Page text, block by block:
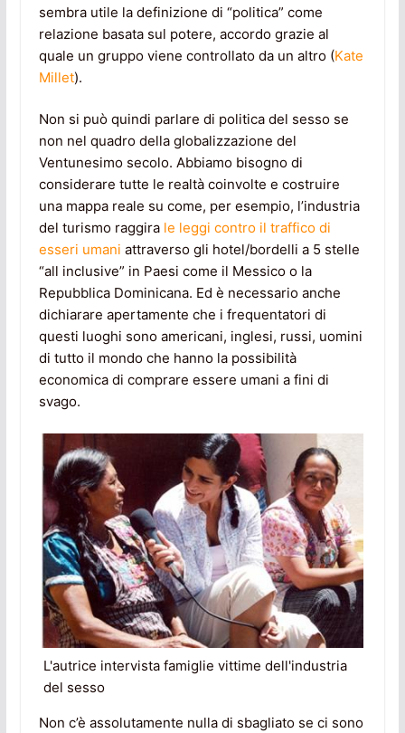
sembra utile la definizione di “politica” come
relazione basata sul potere, accordo grazie al
quale un gruppo viene controllato da un altro (Kate
Millet).
Non si può quindi parlare di politica del sesso se
non nel quadro della globalizzazione del
Ventunesimo secolo. Abbiamo bisogno di
considerare tutte le realtà coinvolte e costruire
una mappa reale su come, per esempio, l’industria
del turismo raggira le leggi contro il traffico di
esseri umani attraverso gli hotel/bordelli a 5 stelle
“all inclusive” in Paesi come il Messico o la
Repubblica Dominicana. Ed è necessario anche
dichiarare apertamente che i frequentatori di
questi luoghi sono americani, inglesi, russi, uomini
di tutto il mondo che hanno la possibilità
economica di comprare essere umani a fini di
svago.
L'autrice intervista famiglie vittime dell'industria
del sesso
Non c’è assolutamente nulla di sbagliato se ci sono